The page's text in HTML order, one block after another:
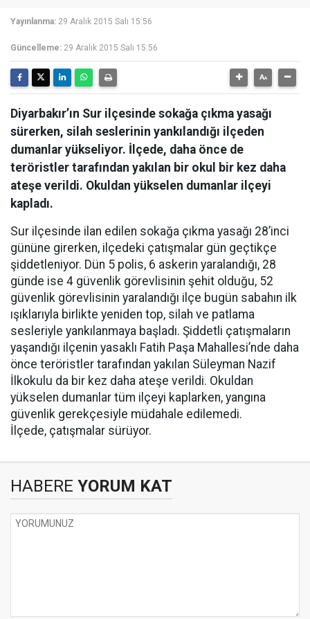
Yayınlanma: 29 Aralık 2015 Salı 15:56
Güncelleme: 29 Aralık 2015 Salı 15:56
Diyarbakır’ın Sur ilçesinde sokağa çıkma yasağı
sürerken, silah seslerinin yankılandığı ilçeden
dumanlar yükseliyor. İlçede, daha önce de
teröristler tarafından yakılan bir okul bir kez daha
ateşe verildi. Okuldan yükselen dumanlar ilçeyi
kapladı.
Sur ilçesinde ilan edilen sokağa çıkma yasağı 28’inci
gününe girerken, ilçedeki çatışmalar gün geçtikçe
şiddetleniyor. Dün 5 polis, 6 askerin yaralandığı, 28
günde ise 4 güvenlik görevlisinin şehit olduğu, 52
güvenlik görevlisinin yaralandığı ilçe bugün sabahın ilk
ışıklarıyla birlikte yeniden top, silah ve patlama
sesleriyle yankılanmaya başladı. Şiddetli çatışmaların
yaşandığı ilçenin yasaklı Fatih Paşa Mahallesi’nde daha
önce teröristler tarafından yakılan Süleyman Nazif
İlkokulu da bir kez daha ateşe verildi. Okuldan
yükselen dumanlar tüm ilçeyi kaplarken, yangına
güvenlik gerekçesiyle müdahale edilemedi.
İlçede, çatışmalar sürüyor.
HABERE YORUM KAT